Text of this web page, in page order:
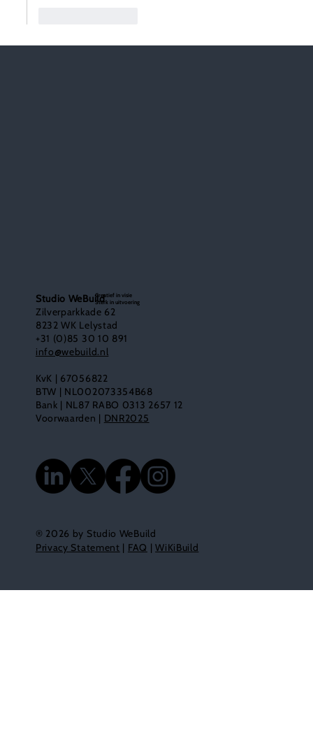
Studio WeBuild
Zilverparkkade 62
8232 WK Lelystad
+31 (0)85 30 10 891
info@webuild.nl
KvK | 67056822
BTW | NL002073354B68
Bank | NL87 RABO 0313 2657 12
Voorwaarden | DNR2025
® 2026 by Studio WeBuild
Privacy Statement | FAQ |WiKiBuild
Creatief in visie
Sterk in uitvoering